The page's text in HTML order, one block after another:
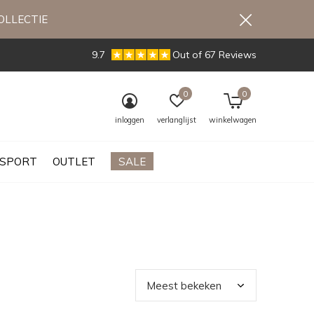
SPORT OUTLET SALE
inloggen verlanglijst
0
winkelwagen
0
9.7 Out of 67 Reviews